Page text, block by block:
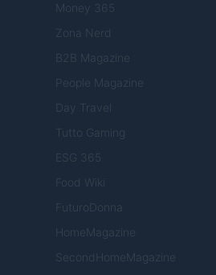
Money 365
Zona Nerd
B2B Magazine
People Magazine
Day Travel
Tutto Gaming
ESG 365
Food Wiki
FuturoDonna
HomeMagazine
SecondHomeMagazine